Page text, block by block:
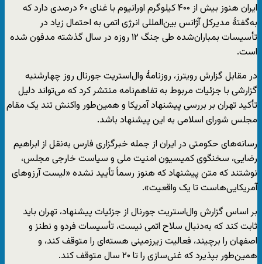
ایران هنوز بیش از ۴۰۰ کیلوگرم اورانیوم با غنای ۶۰ درصدی دارد که
به‌گفتۀ مدیرکل آژانس بین‌المللی انرژی اتمی به احتمال زیاد در
تأسیسات بمباران‌شده طی جنگ ۱۲ روزه در سال گذشته مدفون شده
است.
در مقابل گزارش رویترز، روزنامهٔ وال‌استریت جورنال روز چهارشنبه
گزارشی با جزئیات مربوط به تفاهم‌نامه منتشر کرد که می‌تواند دلیل
تأکید تهران بر بررسی پیشنهاد آمریکا و همین‌طور واکنش تند یک مقام
مجلس شورای اسلامی به این پیشنهاد باشد.
رسانه‌های حکومتی در ایران از جمله خبرگزاری فارس به‌نقل از ابراهیم
رضایی، سخنگوی کمیسیون امنیت ملی و سیاست خارجی مجلس،
نوشتند که متن پیشنهاد که هنوز رسماً تأیید نشده «لیست آرزوهای
آمریکایی‌هاست تا یک واقعیت».
بر اساس گزارش وال‌استریت جورنال از جزئیات پیشنهاد، تهران باید
ثابت کند که به‌دنبال سلاح اتمی نیست، تأسیسات فردو و نطنز و
اصفهان را برچیند، فعالیت زیرزمینی هسته‌ای را متوقف کند، و
همین‌طور بپذیرد که غنی‌سازی را تا ۲۰ سال متوقف کند.